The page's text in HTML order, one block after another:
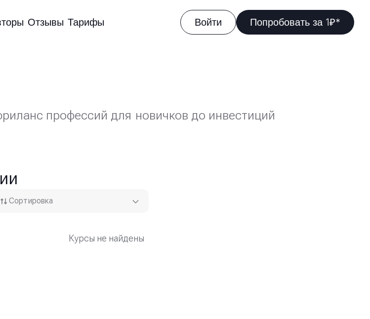
Отзывы Тарифы Войти Попробовать за 1₽*
профессий для новичков до инвестиций
Сортировка
Курсы не найдены